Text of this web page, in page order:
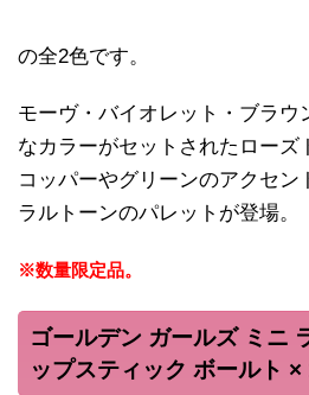
の全2色です。
モーヴ・バイオレット・ブラウ
なカラーがセットされたローズ
コッパーやグリーンのアクセン
ラルトーンのパレットが登場。
※数量限定品。
ゴールデン ガールズ ミニ
ップスティック ボールト ×